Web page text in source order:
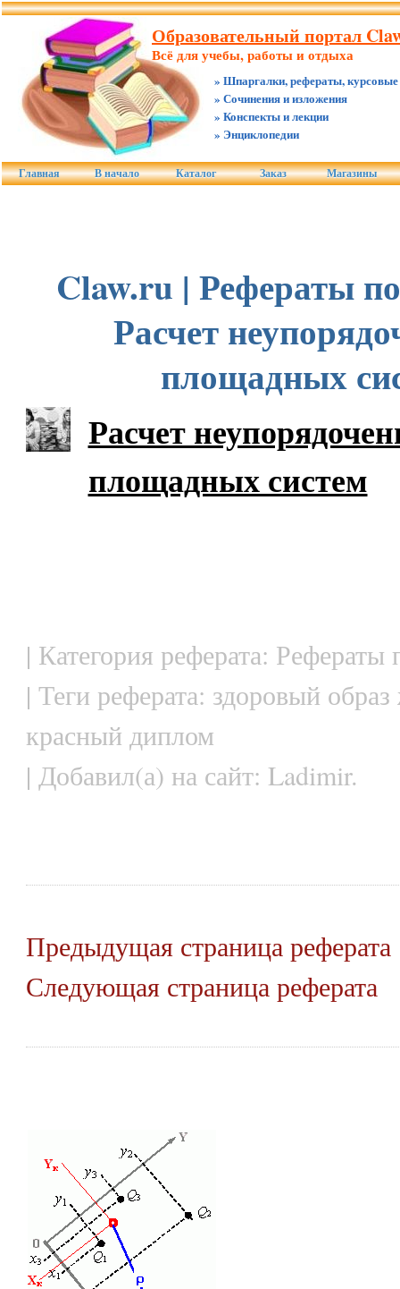
Образовательный портал
Всё для учебы, работы и отдыха
» Шпаргалки, рефераты, курсовые
» Сочинения и изложения
» Конспекты и лекции
» Энциклопедии
Главная В начало Каталог Заказ Магазины
Claw.ru | Рефераты
Расчет
площадных
Расчет
площадных систем
| Категория реферата: Рефераты
| Теги реферата: здоровый
красный диплом
| Добавил(а) на сайт: Ladimir.
Предыдущая страница реферата
Следующая страница реферата